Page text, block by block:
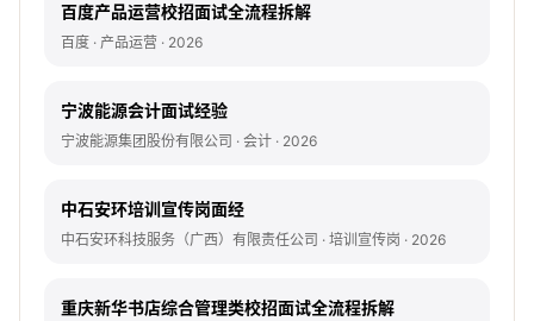
百度产品运营校招面试全流程拆解
百度 · 产品运营 · 2026
宁波能源会计面试经验
宁波能源集团股份有限公司 · 会计 · 2026
中石安环培训宣传岗面经
中石安环科技服务（广西）有限责任公司 · 培训宣传岗 · 2026
重庆新华书店综合管理类校招面试全流程拆解